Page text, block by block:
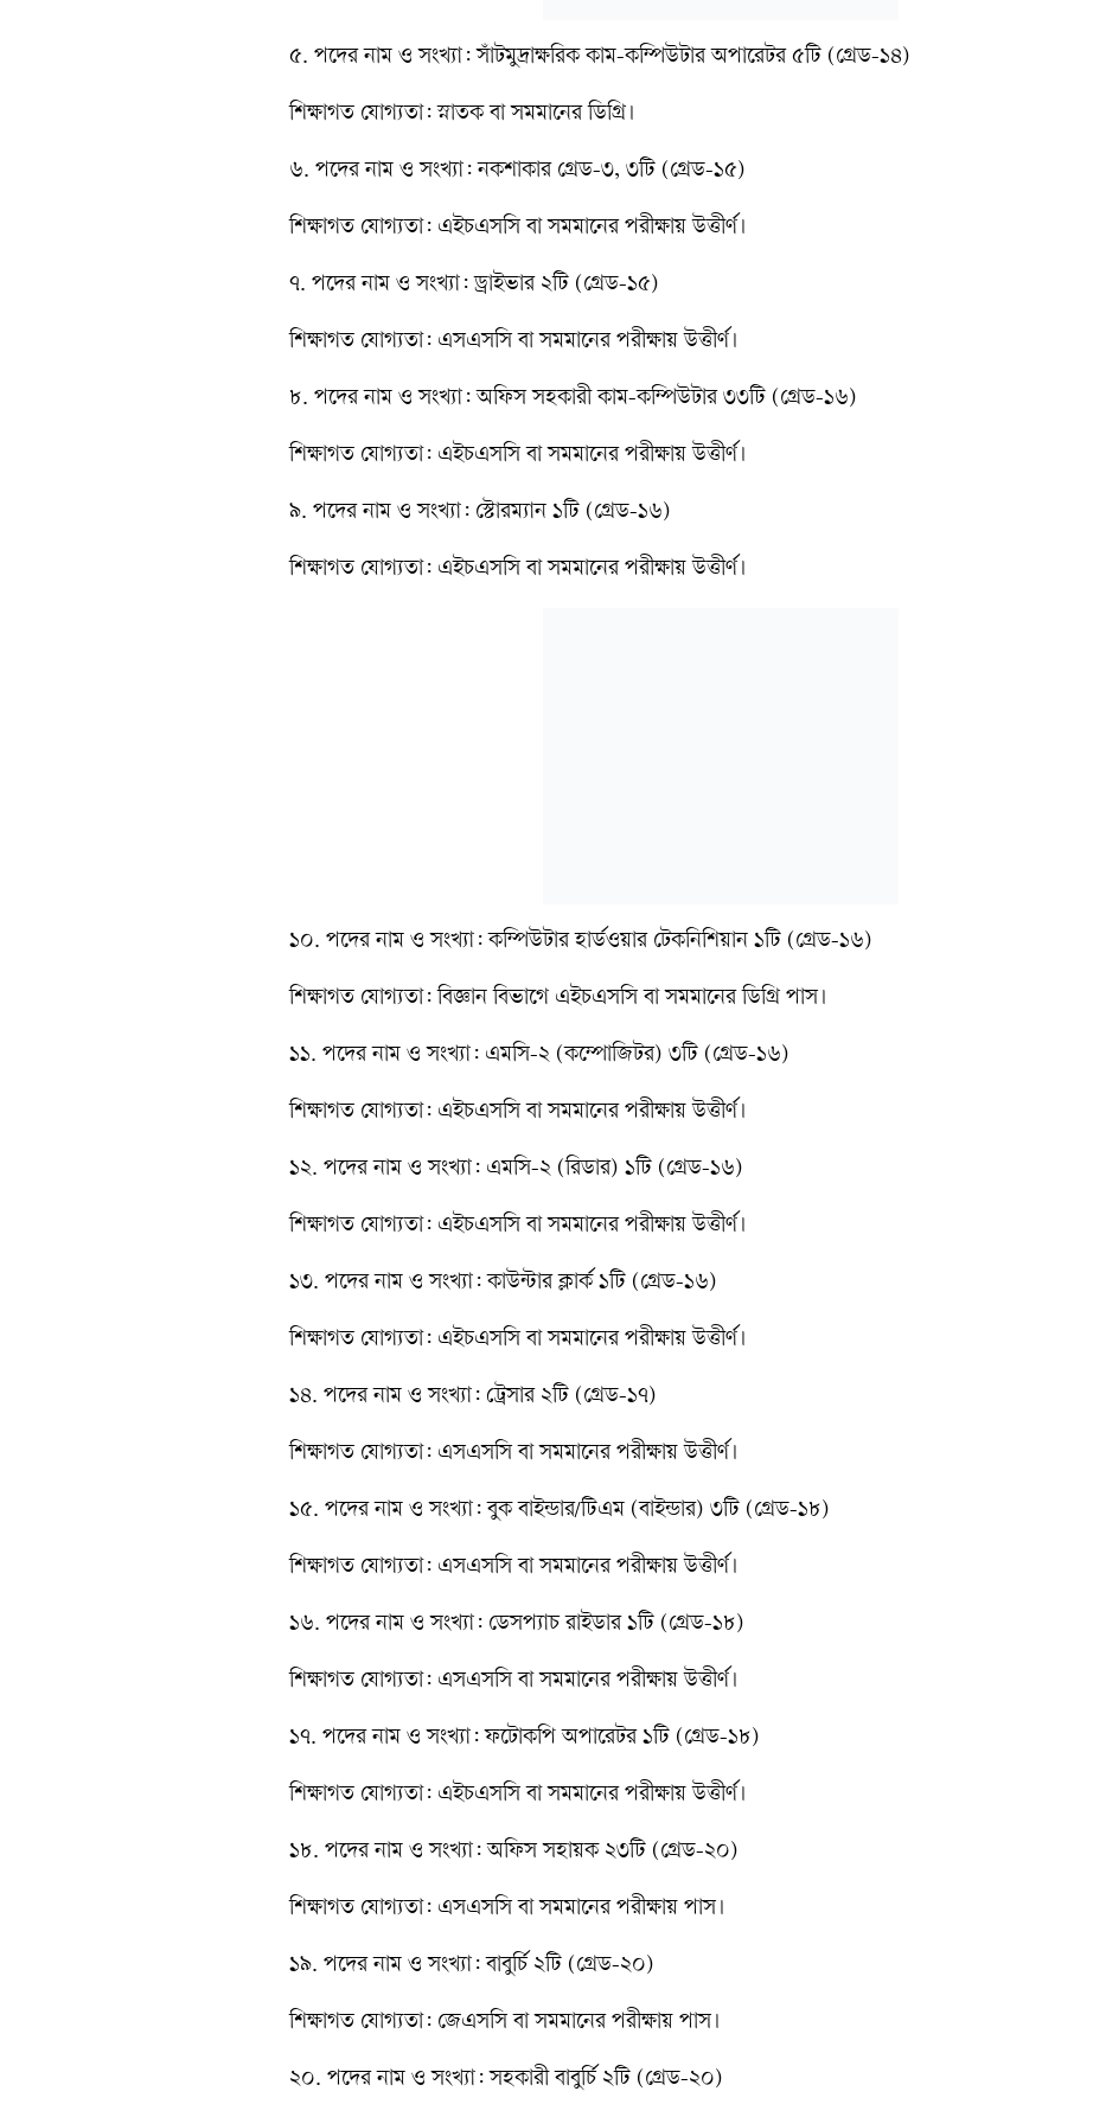
৫. পদের নাম ও সংখ্যা: সাঁটমুদ্রাক্ষরিক কাম-কম্পিউটার অপারেটর ৫টি (গ্রেড-১৪)
শিক্ষাগত যোগ্যতা: স্নাতক বা সমমানের ডিগ্রি।
৬. পদের নাম ও সংখ্যা: নকশাকার গ্রেড-৩, ৩টি (গ্রেড-১৫)
শিক্ষাগত যোগ্যতা: এইচএসসি বা সমমানের পরীক্ষায় উত্তীর্ণ।
৭. পদের নাম ও সংখ্যা: ড্রাইভার ২টি (গ্রেড-১৫)
শিক্ষাগত যোগ্যতা: এসএসসি বা সমমানের পরীক্ষায় উত্তীর্ণ।
৮. পদের নাম ও সংখ্যা: অফিস সহকারী কাম-কম্পিউটার ৩৩টি (গ্রেড-১৬)
শিক্ষাগত যোগ্যতা: এইচএসসি বা সমমানের পরীক্ষায় উত্তীর্ণ।
৯. পদের নাম ও সংখ্যা: স্টোরম্যান ১টি (গ্রেড-১৬)
শিক্ষাগত যোগ্যতা: এইচএসসি বা সমমানের পরীক্ষায় উত্তীর্ণ।
১০. পদের নাম ও সংখ্যা: কম্পিউটার হার্ডওয়ার টেকনিশিয়ান ১টি (গ্রেড-১৬)
শিক্ষাগত যোগ্যতা: বিজ্ঞান বিভাগে এইচএসসি বা সমমানের ডিগ্রি পাস।
১১. পদের নাম ও সংখ্যা: এমসি-২ (কম্পোজিটর) ৩টি (গ্রেড-১৬)
শিক্ষাগত যোগ্যতা: এইচএসসি বা সমমানের পরীক্ষায় উত্তীর্ণ।
১২. পদের নাম ও সংখ্যা: এমসি-২ (রিডার) ১টি (গ্রেড-১৬)
শিক্ষাগত যোগ্যতা: এইচএসসি বা সমমানের পরীক্ষায় উত্তীর্ণ।
১৩. পদের নাম ও সংখ্যা: কাউন্টার ক্লার্ক ১টি (গ্রেড-১৬)
শিক্ষাগত যোগ্যতা: এইচএসসি বা সমমানের পরীক্ষায় উত্তীর্ণ।
১৪. পদের নাম ও সংখ্যা: ট্রেসার ২টি (গ্রেড-১৭)
শিক্ষাগত যোগ্যতা: এসএসসি বা সমমানের পরীক্ষায় উত্তীর্ণ।
১৫. পদের নাম ও সংখ্যা: বুক বাইন্ডার/টিএম (বাইন্ডার) ৩টি (গ্রেড-১৮)
শিক্ষাগত যোগ্যতা: এসএসসি বা সমমানের পরীক্ষায় উত্তীর্ণ।
১৬. পদের নাম ও সংখ্যা: ডেসপ্যাচ রাইডার ১টি (গ্রেড-১৮)
শিক্ষাগত যোগ্যতা: এসএসসি বা সমমানের পরীক্ষায় উত্তীর্ণ।
১৭. পদের নাম ও সংখ্যা: ফটোকপি অপারেটর ১টি (গ্রেড-১৮)
শিক্ষাগত যোগ্যতা: এইচএসসি বা সমমানের পরীক্ষায় উত্তীর্ণ।
১৮. পদের নাম ও সংখ্যা: অফিস সহায়ক ২৩টি (গ্রেড-২০)
শিক্ষাগত যোগ্যতা: এসএসসি বা সমমানের পরীক্ষায় পাস।
১৯. পদের নাম ও সংখ্যা: বাবুর্চি ২টি (গ্রেড-২০)
শিক্ষাগত যোগ্যতা: জেএসসি বা সমমানের পরীক্ষায় পাস।
২০. পদের নাম ও সংখ্যা: সহকারী বাবুর্চি ২টি (গ্রেড-২০)